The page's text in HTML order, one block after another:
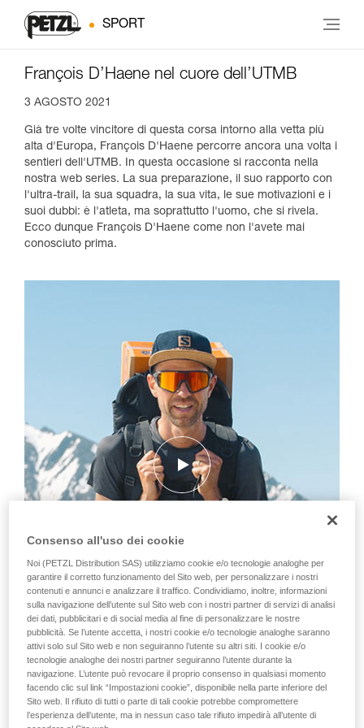
SPORT
François D’Haene nel cuore dell’UTMB
3 AGOSTO 2021
Già tre volte vincitore di questa corsa intorno alla vetta più
alta d'Europa, François D'Haene percorre ancora una volta i
sentieri dell'UTMB. In questa occasione si racconta nella
nostra web series. La sua preparazione, il suo rapporto con
l'ultra-trail, la sua squadra, la sua vita, le sue motivazioni e i
suoi dubbi: è l'atleta, ma soprattutto l'uomo, che si rivela.
Ecco dunque François D'Haene come non l'avete mai
conosciuto prima.
Una gara evento
Celebre gara internazionale, l'Ultra Trail du Mont Blanc
Consenso all'uso dei cookie
Noi (PETZL Distribution SAS) utilizziamo cookie e/o tecnologie analoghe per
garantire il corretto funzionamento del Sito web, per personalizzare i nostri
contenuti e annunci e analizzare il traffico. Condividiamo, inoltre, informazioni
sulla navigazione dell’utente sul Sito web con i nostri partner di servizi di analisi
dei dati, pubblicitari e di social media al fine di personalizzare le nostre
pubblicità. Se l’utente accetta, i nostri cookie e/o tecnologie analoghe saranno
attivi solo sul Sito web e non seguiranno l’utente su altri siti. I cookie e/o
tecnologie analoghe dei nostri partner seguiranno l’utente durante la
navigazione. L’utente può revocare il proprio consenso in qualsiasi momento
facendo clic sul link “Impostazioni cookie”, disponibile nella parte inferiore del
Sito web. Il rifiuto di tutti o parte di tali cookie potrebbe compromettere
l’esperienza dell’utente, ma in nessun caso tale rifiuto impedirà all’utente di